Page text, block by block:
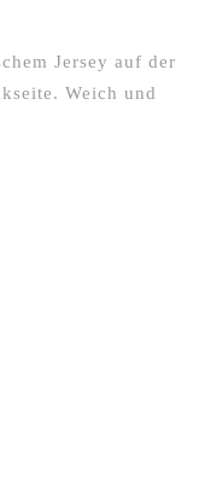
Jersey auf der
Weich und